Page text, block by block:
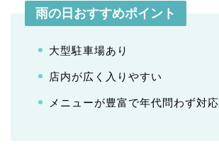
雨の日おすすめポイント
大型駐車場あり
店内が広く入りやすい
メニューが豊富で年代問わず対応